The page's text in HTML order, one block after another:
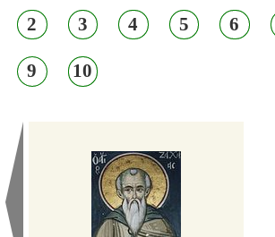
2 3 4 5 6
9 10